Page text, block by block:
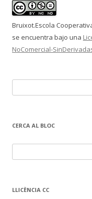
Bruixot.Escola
se encuentra bajo una
NoComercial-
e
:
CERCA AL BLOC
e
LLICÈNCIA CC